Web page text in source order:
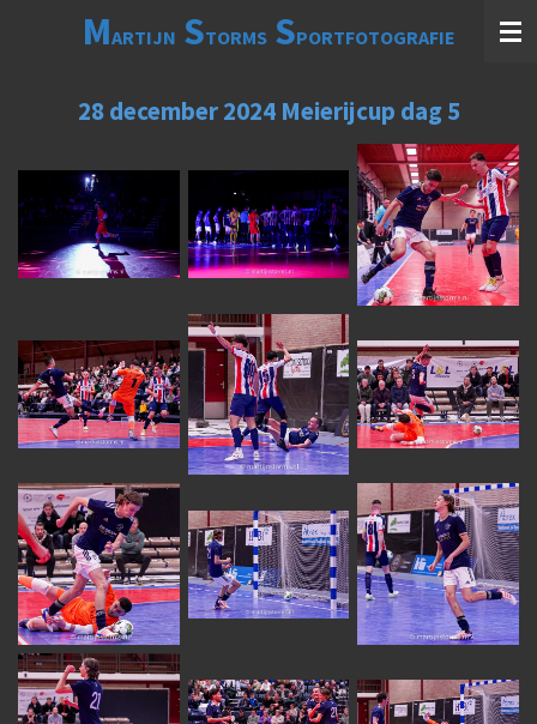
hoofdinhoud
MARTIJN STORMSSPORTFOTOGRAFIE
28 december 2024 Meierijcup dag 5